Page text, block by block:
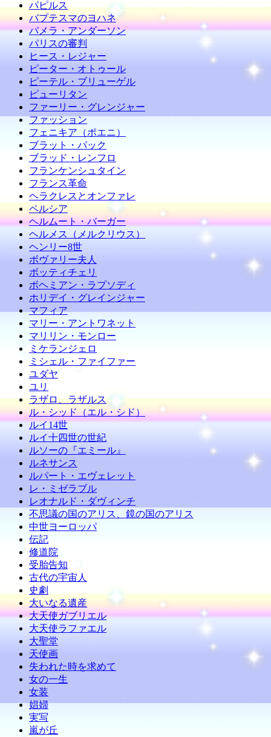
パピルス
バプテスマのヨハネ
パメラ・アンダーソン
パリスの審判
ヒース・レジャー
ピーター・オトゥール
ピーテル・ブリューゲル
ピューリタン
ファーリー・グレンジャー
ファッション
フェニキア（ポエニ）
ブラット・パック
ブラッド・レンフロ
フランケンシュタイン
フランス革命
ヘラクレスとオンファレ
ペルシア
ヘルムート・バーガー
ヘルメス（メルクリウス）
ヘンリー8世
ボヴァリー夫人
ボッティチェリ
ボヘミアン・ラプソディ
ホリデイ・グレインジャー
マフィア
マリー・アントワネット
マリリン・モンロー
ミケランジェロ
ミシェル・ファイファー
ユダヤ
ユリ
ラザロ、ラザルス
ル・シッド（エル・シド）
ルイ14世
ルイ十四世の世紀
ルソーの『エミール』
ルネサンス
ルパート・エヴェレット
レ・ミゼラブル
レオナルド・ダヴィンチ
不思議の国のアリス、鏡の国のアリス
中世ヨーロッパ
伝記
修道院
受胎告知
古代の宇宙人
史劇
大いなる遺産
大天使ガブリエル
大天使ラファエル
大聖堂
天使画
失われた時を求めて
女の一生
女装
娼婦
実写
嵐が丘